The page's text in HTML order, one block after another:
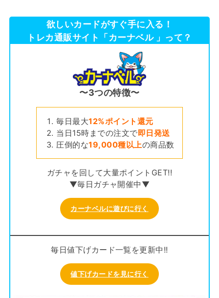
欲しいカードがすぐ手に入る！
トレカ通販サイト「カーナベル 」って？
〜3つの特徴〜
毎日最大12%ポイント還元
当日15時までの注文で即日発送
圧倒的な19,000種以上の商品数
ガチャを回して大量ポイントGET!!
▼毎日ガチャ開催中▼
カーナベルに遊びに行く
毎日値下げカード一覧を更新中!!
値下げカードを見に行く